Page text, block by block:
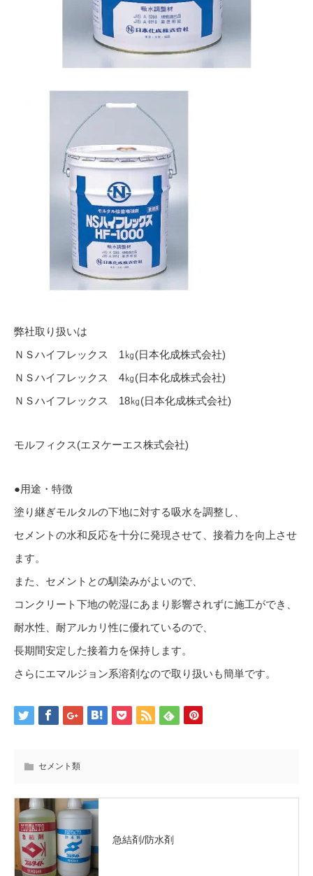
弊社取り扱いは
ＮＳハイフレックス 1㎏(日本化成株式会社)
ＮＳハイフレックス 4㎏(日本化成株式会社)
ＮＳハイフレックス 18㎏(日本化成株式会社)
モルフィクス(エヌケーエス株式会社)
●用途・特徴
塗り継ぎモルタルの下地に対する吸水を調整し、
セメントの水和反応を十分に発現させて、接着力を向上させ
ます。
また、セメントとの馴染みがよいので、
コンクリート下地の乾湿にあまり影響されずに施工ができ、
耐水性、耐アルカリ性に優れているので、
長期間安定した接着力を保持します。
さらにエマルジョン系溶剤なので取り扱いも簡単です。
セメント類
急結剤/防水剤